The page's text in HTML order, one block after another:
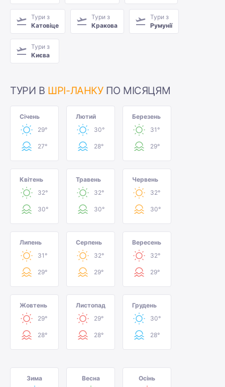
Тури з
Катовіце
Тури з
Кракова
Тури з
Румунії
Тури з
Києва
ТУРИ В ШРІ-ЛАНКУПО МІСЯЦЯМ
Січень
29°
27°
Лютий
30°
28°
Березень
31°
29°
Квітень
32°
30°
Травень
32°
30°
Червень
32°
30°
Липень
31°
29°
Серпень
32°
29°
Вересень
32°
29°
Жовтень
29°
28°
Листопад
29°
28°
Грудень
30°
28°
Зима Весна Осінь